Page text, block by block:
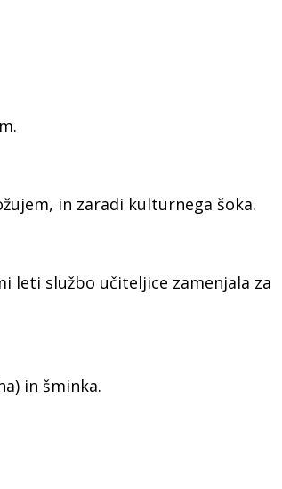
in zaradi kulturnega šoka.
leti službo učiteljice zamenjala za
in šminka.